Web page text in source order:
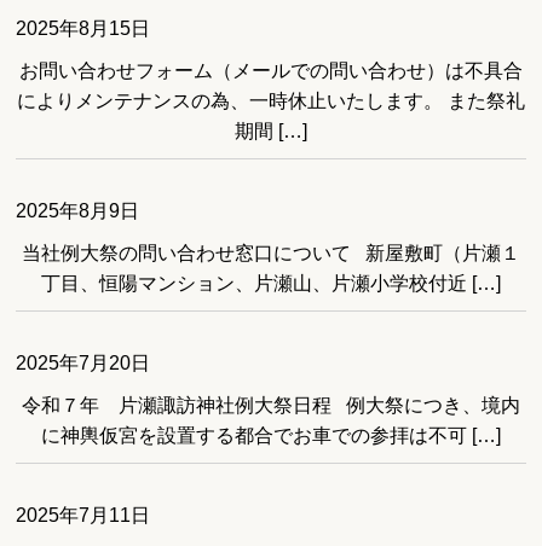
2025年8月15日
お問い合わせフォーム（メールでの問い合わせ）は不具合
によりメンテナンスの為、一時休止いたします。 また祭礼
期間 […]
2025年8月9日
当社例大祭の問い合わせ窓口について 新屋敷町（片瀬１
丁目、恒陽マンション、片瀬山、片瀬小学校付近 […]
2025年7月20日
令和７年 片瀬諏訪神社例大祭日程 例大祭につき、境内
に神輿仮宮を設置する都合でお車での参拝は不可 […]
2025年7月11日